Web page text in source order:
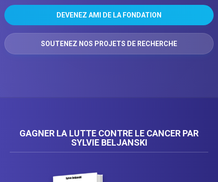
DEVENEZ AMI DE LA FONDATION
SOUTENEZ NOS PROJETS DE RECHERCHE
GAGNER LA LUTTE CONTRE LE CANCER PAR
SYLVIE BELJANSKI